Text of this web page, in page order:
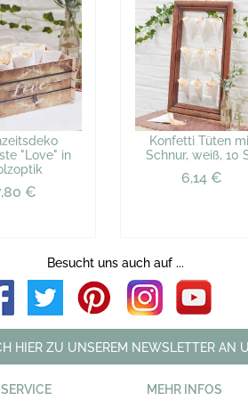
"Love" in
€
Konfetti Tüten
Schnur, weiß, 10
6,14 €
Besucht uns auch auf ...
HIER ZU UNSEREM NEWSLETTER AN
MEHR INFOS